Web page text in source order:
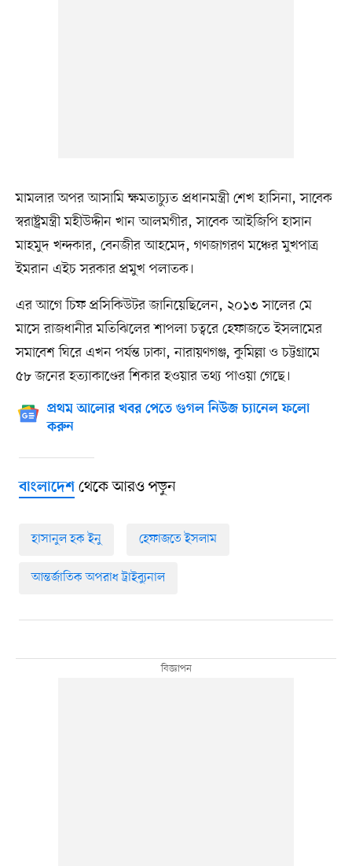
মামলার অপর আসামি ক্ষমতাচ্যুত প্রধানমন্ত্রী শেখ হাসিনা, সাবেক
স্বরাষ্ট্রমন্ত্রী মহীউদ্দীন খান আলমগীর, সাবেক আইজিপি হাসান
মাহমুদ খন্দকার, বেনজীর আহমেদ, গণজাগরণ মঞ্চের মুখপাত্র
ইমরান এইচ সরকার প্রমুখ পলাতক।
এর আগে চিফ প্রসিকিউটর জানিয়েছিলেন, ২০১৩ সালের মে
মাসে রাজধানীর মতিঝিলের শাপলা চত্বরে হেফাজতে ইসলামের
সমাবেশ ঘিরে এখন পর্যন্ত ঢাকা, নারায়ণগঞ্জ, কুমিল্লা ও চট্টগ্রামে
৫৮ জনের হত্যাকাণ্ডের শিকার হওয়ার তথ্য পাওয়া গেছে।
প্রথম আলোর খবর পেতে গুগল নিউজ চ্যানেল ফলো
করুন
বাংলাদেশথেকে আরও পড়ুন
হাসানুল হক ইনু হেফাজতে ইসলাম
আন্তর্জাতিক অপরাধ ট্রাইব্যুনাল